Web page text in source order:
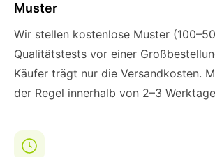
Muster
Wir stellen kostenlose Muster
Qualitätstests vor einer
Käufer trägt nur die Versandkosten.
der Regel innerhalb von 2–3